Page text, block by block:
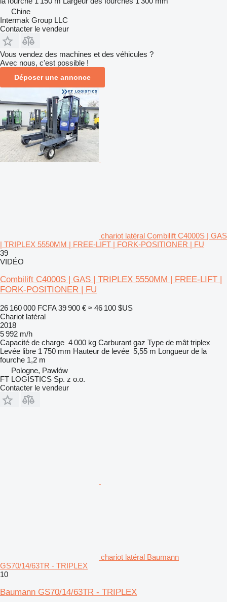
Chine
Intermak Group LLC
Contacter le vendeur
Vous vendez des machines et des véhicules ?
Avec nous, c'est possible !
Déposer une annonce
chariot latéral Combilift C4000S | GAS
| TRIPLEX 5550MM | FREE-LIFT | FORK-POSITIONER | FU
39
VIDÉO
Combilift C4000S | GAS | TRIPLEX 5550MM | FREE-LIFT |
FORK-POSITIONER | FU
26 160 000 FCFA 39 900 € ≈ 46 100 $US
Chariot latéral
2018
5 992 m/h
Capacité de charge 4 000 kg Carburant gaz Type de mât triplex
Levée libre 1 750 mm Hauteur de levée 5,55 m Longueur de la
fourche 1,2 m
Pologne, Pawłów
FT LOGISTICS Sp. z o.o.
Contacter le vendeur
chariot latéral Baumann
GS70/14/63TR - TRIPLEX
10
Baumann GS70/14/63TR - TRIPLEX